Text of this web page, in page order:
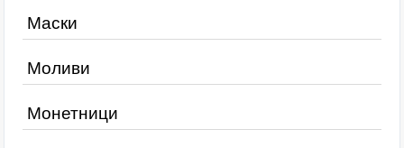
Маски
Моливи
Монетници